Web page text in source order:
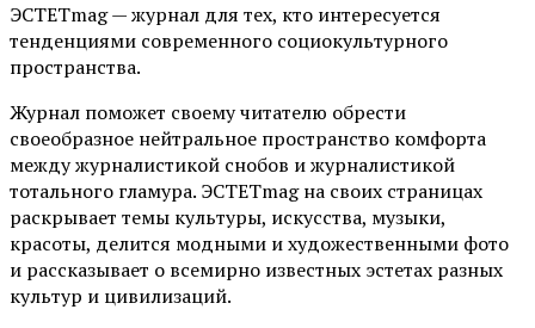
ЭСТЕТmag — журнал для тех, кто интересуется
тенденциями современного социокультурного
пространства.
Журнал поможет своему читателю обрести
своеобразное нейтральное пространство комфорта
между журналистикой снобов и журналистикой
тотального гламура. ЭСТЕТmag на своих страницах
раскрывает темы культуры, искусства, музыки,
красоты, делится модными и художественными фото
и рассказывает о всемирно известных эстетах разных
культур и цивилизаций.